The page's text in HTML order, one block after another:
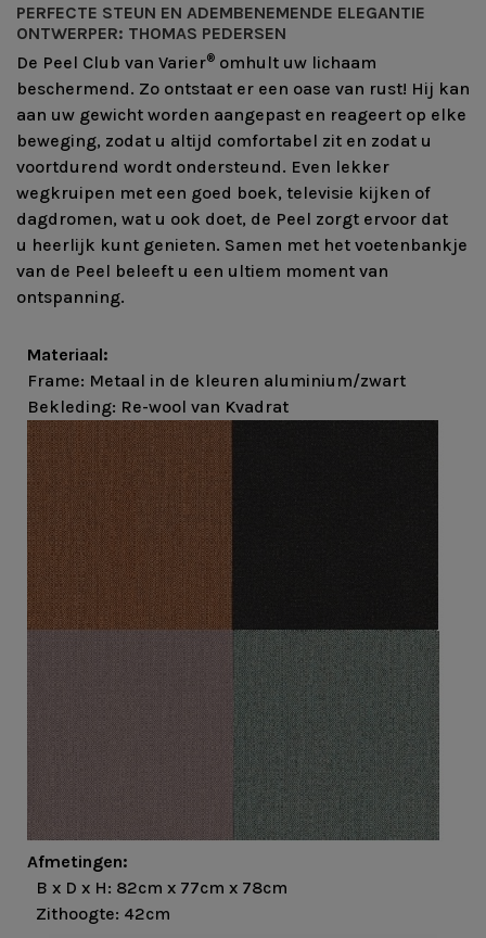
PERFECTE STEUN EN ADEMBENEMENDE ELEGANTIE
ONTWERPER: THOMAS PEDERSEN
De Peel Club van Varier® omhult uw lichaam
beschermend. Zo ontstaat er een oase van rust! Hij kan
aan uw gewicht worden aangepast en reageert op elke
beweging, zodat u altijd comfortabel zit en zodat u
voortdurend wordt ondersteund. Even lekker
wegkruipen met een goed boek, televisie kijken of
dagdromen, wat u ook doet, de Peel zorgt ervoor dat
u heerlijk kunt genieten. Samen met het voetenbankje
van de Peel beleeft u een ultiem moment van
ontspanning.
Materiaal:
Frame: Metaal in de kleuren aluminium/zwart
Bekleding: Re-wool van Kvadrat
Afmetingen:
B x D x H: 82cm x 77cm x 78cm
Zithoogte: 42cm